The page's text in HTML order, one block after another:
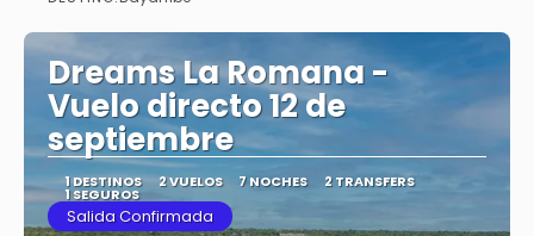
Dreams La Romana -
Vuelo directo 12 de
septiembre
1 DESTINOS 2 VUELOS 7 NOCHES 2 TRANSFERS
1 SEGUROS
Salida Confirmada